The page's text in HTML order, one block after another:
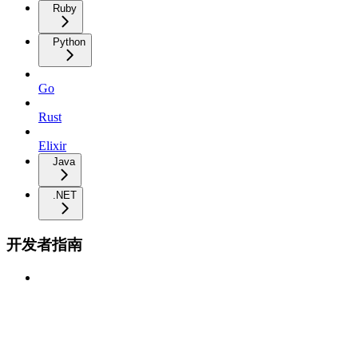
Ruby
Python
Go
Rust
Elixir
Java
.NET
开发者指南